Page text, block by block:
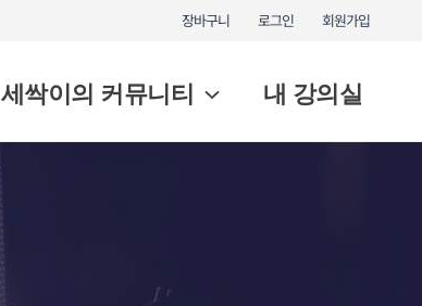
장바구니 로그인 회원가입
세싹이의 커뮤니티 내 강의실